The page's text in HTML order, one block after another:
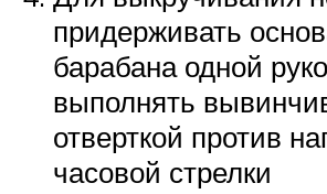
придерживать
барабана одной
выполнять
отверткой против
часовой стрелки